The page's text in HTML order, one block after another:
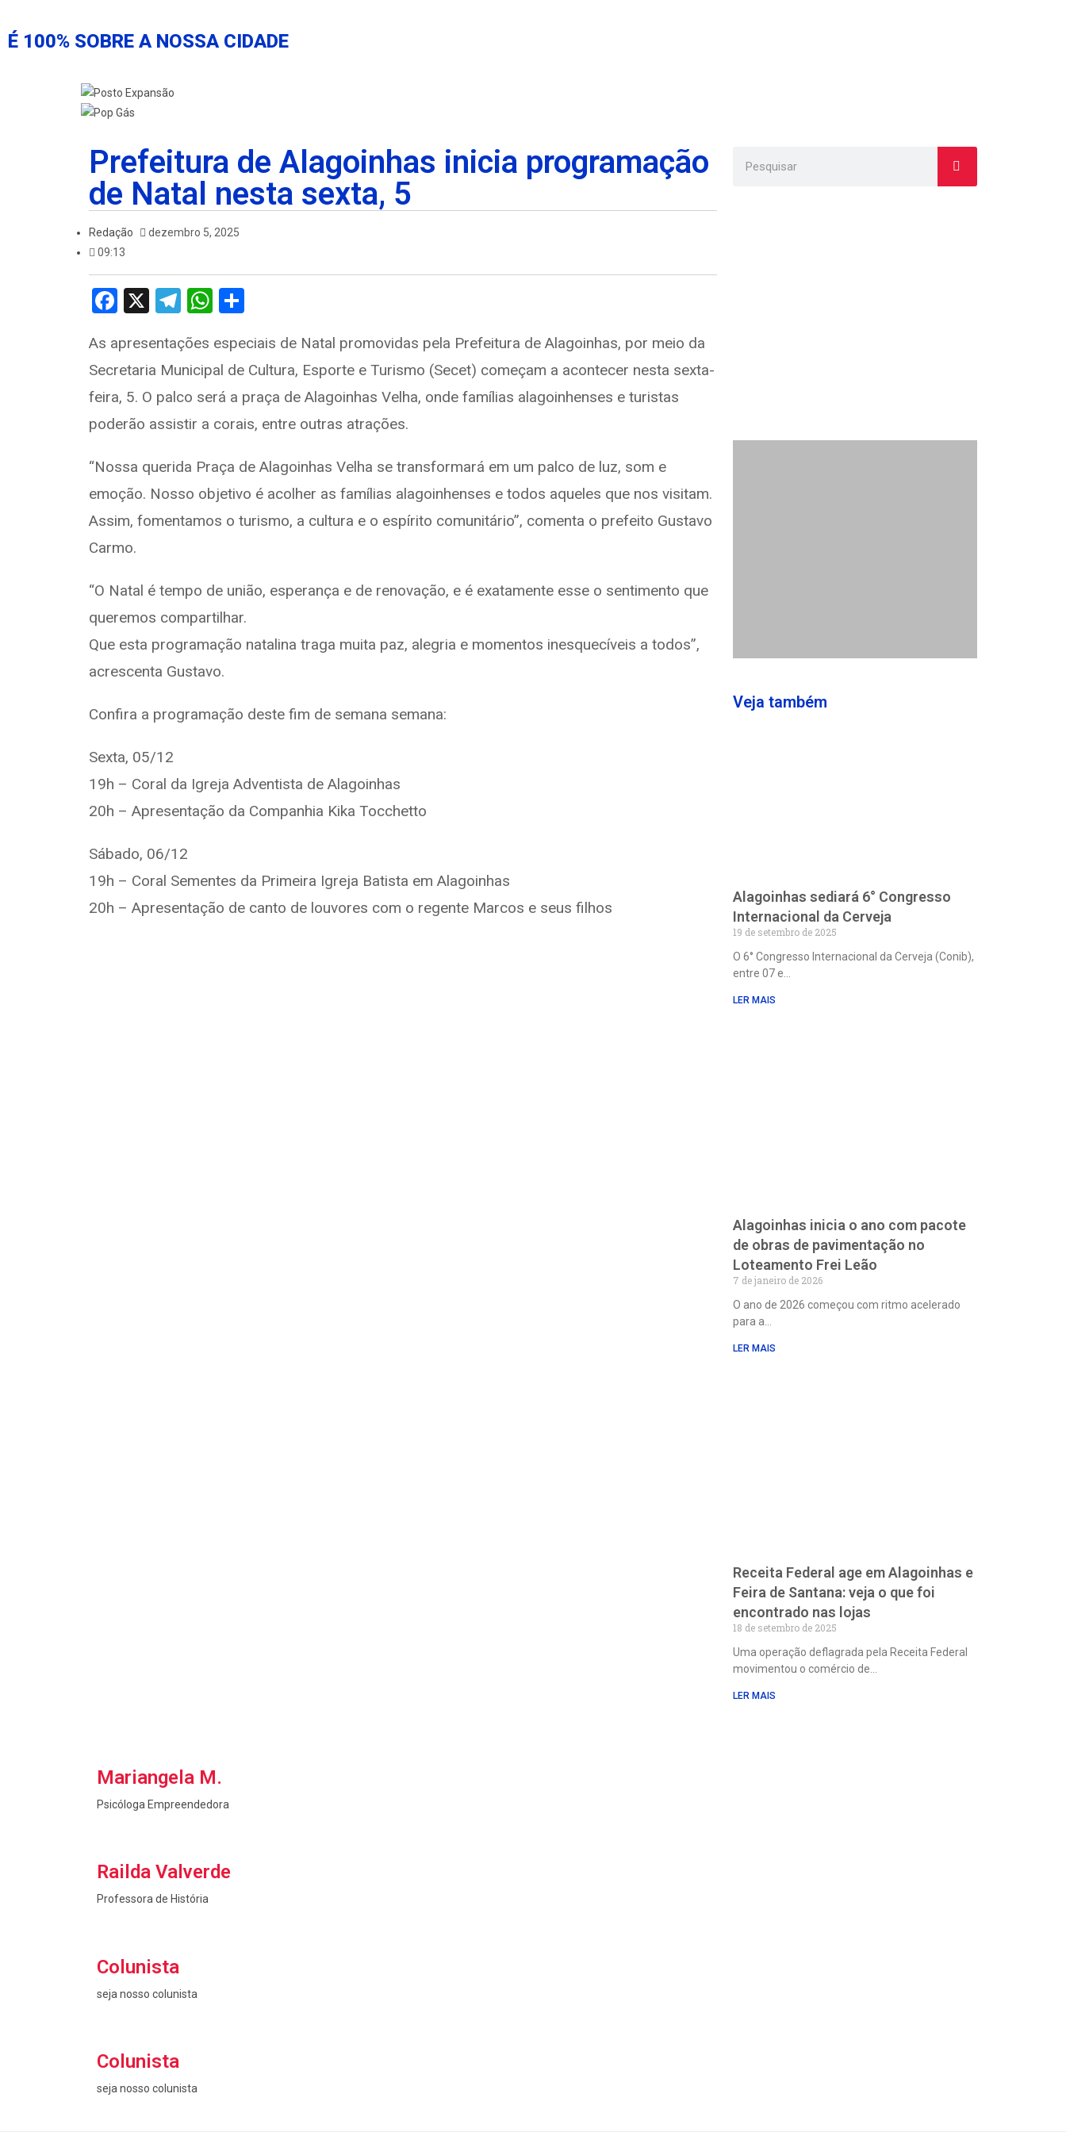
É 100% SOBRE A NOSSA CIDADE
Prefeitura de Alagoinhas inicia programação
de Natal nesta sexta, 5
Redação
dezembro 5, 2025
09:13
F
ce
b
o
o
X
T
e
gr
a
m
W
at
s
A
p
ar
e
As apresentações especiais de Natal promovidas pela Prefeitura de Alagoinhas, por meio da
Secretaria Municipal de Cultura, Esporte e Turismo (Secet) começam a acontecer nesta sexta-
feira, 5. O palco será a praça de Alagoinhas Velha, onde famílias alagoinhenses e turistas
poderão assistir a corais, entre outras atrações.
“Nossa querida Praça de Alagoinhas Velha se transformará em um palco de luz, som e
emoção. Nosso objetivo é acolher as famílias alagoinhenses e todos aqueles que nos visitam.
Assim, fomentamos o turismo, a cultura e o espírito comunitário”, comenta o prefeito Gustavo
Carmo.
“O Natal é tempo de união, esperança e de renovação, e é exatamente esse o sentimento que
queremos compartilhar.
Que esta programação natalina traga muita paz, alegria e momentos inesquecíveis a todos”,
acrescenta Gustavo.
Confira a programação deste fim de semana semana:
Sexta, 05/12
19h – Coral da Igreja Adventista de Alagoinhas
20h – Apresentação da Companhia Kika Tocchetto
Sábado, 06/12
19h – Coral Sementes da Primeira Igreja Batista em Alagoinhas
20h – Apresentação de canto de louvores com o regente Marcos e seus filhos
Veja também
Alagoinhas sediará 6° Congresso
Internacional da Cerveja
19 de setembro de 2025
O 6° Congresso Internacional da Cerveja (Conib),
entre 07 e
LER MAIS
Alagoinhas inicia o ano com pacote
de obras de pavimentação no
Loteamento Frei Leão
7 de janeiro de 2026
O ano de 2026 começou com ritmo acelerado
para a
LER MAIS
Receita Federal age em Alagoinhas e
Feira de Santana: veja o que foi
encontrado nas lojas
18 de setembro de 2025
Uma operação deflagrada pela Receita Federal
movimentou o comércio de
LER MAIS
Mariangela M.
Psicóloga Empreendedora
Railda Valverde
Professora de História
Colunista
seja nosso colunista
Colunista
seja nosso colunista